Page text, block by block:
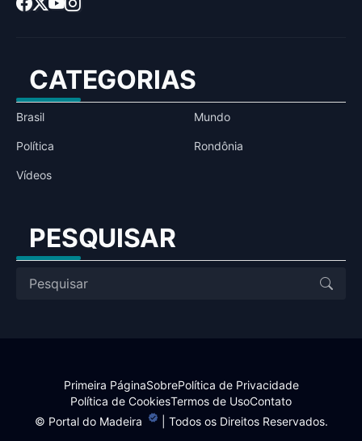
CATEGORIAS
Brasil Mundo
Política Rondônia
Vídeos
PESQUISAR
© Portal do Madeira | Todos os Direitos Reservados.
Primeira PáginaSobrePolítica de Privacidade
Política de CookiesTermos de UsoContato